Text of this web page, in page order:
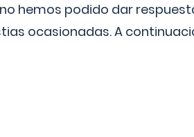
hemos podido dar
ocasionadas. A